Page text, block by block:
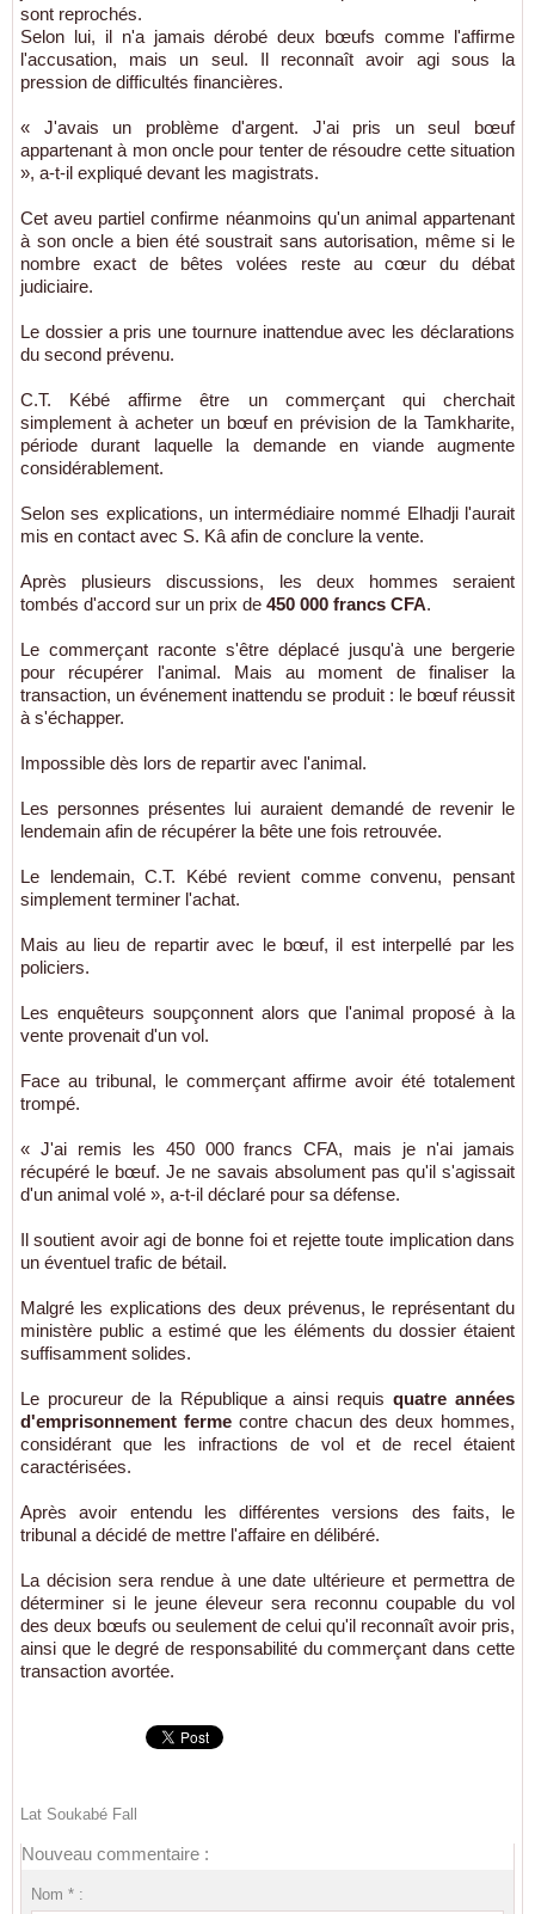
sont reprochés.
Selon lui, il n'a jamais dérobé deux bœufs comme l'affirme
l'accusation, mais un seul. Il reconnaît avoir agi sous la
pression de difficultés financières.
« J'avais un problème d'argent. J'ai pris un seul bœuf
appartenant à mon oncle pour tenter de résoudre cette situation
», a-t-il expliqué devant les magistrats.
Cet aveu partiel confirme néanmoins qu'un animal appartenant
à son oncle a bien été soustrait sans autorisation, même si le
nombre exact de bêtes volées reste au cœur du débat
judiciaire.
Le dossier a pris une tournure inattendue avec les déclarations
du second prévenu.
C.T. Kébé affirme être un commerçant qui cherchait
simplement à acheter un bœuf en prévision de la Tamkharite,
période durant laquelle la demande en viande augmente
considérablement.
Selon ses explications, un intermédiaire nommé Elhadji l'aurait
mis en contact avec S. Kâ afin de conclure la vente.
Après plusieurs discussions, les deux hommes seraient
tombés d'accord sur un prix de 450 000 francs CFA.
Le commerçant raconte s'être déplacé jusqu'à une bergerie
pour récupérer l'animal. Mais au moment de finaliser la
transaction, un événement inattendu se produit : le bœuf réussit
à s'échapper.
Impossible dès lors de repartir avec l'animal.
Les personnes présentes lui auraient demandé de revenir le
lendemain afin de récupérer la bête une fois retrouvée.
Le lendemain, C.T. Kébé revient comme convenu, pensant
simplement terminer l'achat.
Mais au lieu de repartir avec le bœuf, il est interpellé par les
policiers.
Les enquêteurs soupçonnent alors que l'animal proposé à la
vente provenait d'un vol.
Face au tribunal, le commerçant affirme avoir été totalement
trompé.
« J'ai remis les 450 000 francs CFA, mais je n'ai jamais
récupéré le bœuf. Je ne savais absolument pas qu'il s'agissait
d'un animal volé », a-t-il déclaré pour sa défense.
Il soutient avoir agi de bonne foi et rejette toute implication dans
un éventuel trafic de bétail.
Malgré les explications des deux prévenus, le représentant du
ministère public a estimé que les éléments du dossier étaient
suffisamment solides.
Le procureur de la République a ainsi requisquatre années
d'emprisonnement ferme contre chacun des deux hommes,
considérant que les infractions de vol et de recel étaient
caractérisées.
Après avoir entendu les différentes versions des faits, le
tribunal a décidé de mettre l'affaire en délibéré.
La décision sera rendue à une date ultérieure et permettra de
déterminer si le jeune éleveur sera reconnu coupable du vol
des deux bœufs ou seulement de celui qu'il reconnaît avoir pris,
ainsi que le degré de responsabilité du commerçant dans cette
transaction avortée.
Lat Soukabé Fall
Nouveau commentaire :
Nom * :